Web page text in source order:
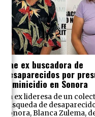
Cae ex buscadora de
desaparecidos por
feminicidio en Sonora
La ex lideresa de un
búsqueda de
Sonora, Blanca Zulema,